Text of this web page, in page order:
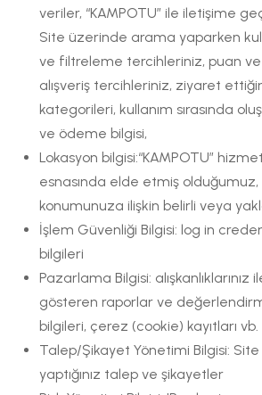
veriler, “KAMPOTU” ile iletişime
Site üzerinde arama yaparken
ve filtreleme tercihleriniz, puan ve
alışveriş tercihleriniz, ziyaret
kategorileri, kullanım sırasında
ve ödeme bilgisi,
Lokasyon bilgisi:“KAMPOTU”
esnasında elde etmiş olduğumuz,
konumunuza ilişkin belirli veya
İşlem Güvenliği Bilgisi: log in
bilgileri
Pazarlama Bilgisi: alışkanlıklarınız
gösteren raporlar ve
bilgileri, çerez (cookie) kayıtları
Talep/Şikayet Yönetimi Bilgisi:
yaptığınız talep ve şikayetler